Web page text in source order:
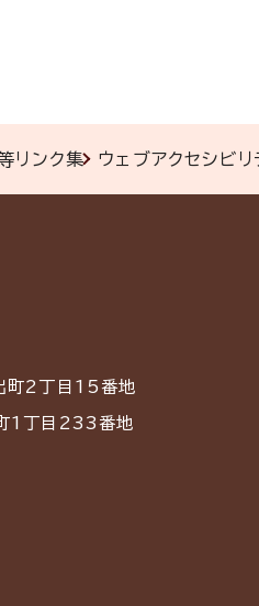
リンク集 ウェブアクセシビリ
町2丁目15番地
1丁目233番地